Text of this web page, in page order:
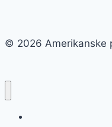
© 2026 Amerikanske